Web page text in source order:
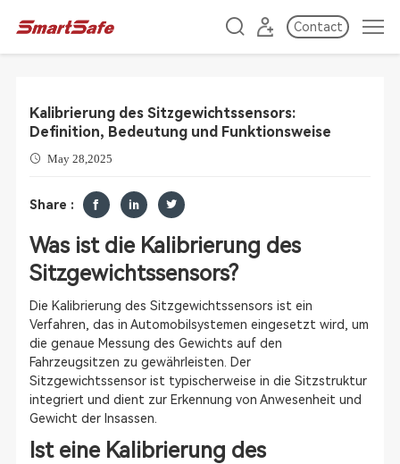
Contact
Kalibrierung des Sitzgewichtssensors:
Definition, Bedeutung und Funktionsweise
May 28,2025
Share :
Was ist die Kalibrierung des
Sitzgewichtssensors?
Die Kalibrierung des Sitzgewichtssensors ist ein
Verfahren, das in Automobilsystemen eingesetzt wird, um
die genaue Messung des Gewichts auf den
Fahrzeugsitzen zu gewährleisten. Der
Sitzgewichtssensor ist typischerweise in die Sitzstruktur
integriert und dient zur Erkennung von Anwesenheit und
Gewicht der Insassen.
Ist eine Kalibrierung des